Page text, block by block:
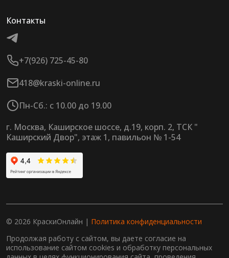
Контакты
+7(926) 725-45-80
418@kraski-online.ru
Пн-Сб.: с 10.00 до 19.00
г. Москва, Каширское шоссе, д.19, корп. 2, ТСК "
Каширский Двор", этаж 1, павильон № 1-54
© 2026 КраскиОнлайн | Политика конфиденциальности
Продолжая работу с сайтом, вы даете согласие на
использование сайтом cookies и обработку персональных